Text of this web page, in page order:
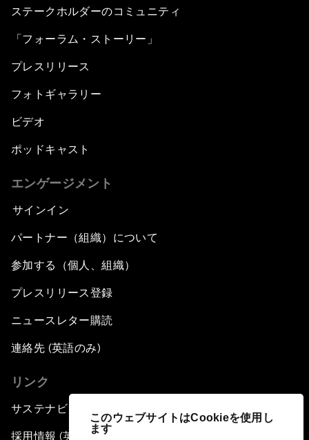
このウェブサイトはCookieを使用し
ます
ステークホルダーのコミュニティ
「フォーラム・ストーリー」
プレスリリース
フォトギャラリー
ビデオ
ポッドキャスト
エンゲージメント
サインイン
パートナー（組織）について
参加する（個人、組織）
プレスリリース登録
ニュースレター購読
連絡先 (英語のみ)
リンク
サステナビリティへの取り組み
採用情報 (英語のみ)